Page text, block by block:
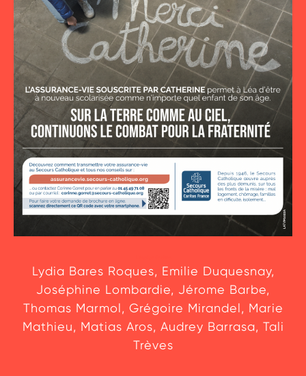
Lydia Bares Roques, Emilie Duquesnay,
Joséphine Lombardie, Jérome Barbe,
Thomas Marmol, Grégoire Mirandel, Marie
Mathieu, Matias Aros, Audrey Barrasa, Tali
Trèves